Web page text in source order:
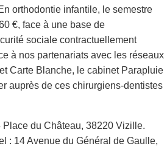
orthodontie infantile, le semestre
€, face à une base de
sociale contractuellement
à nos partenariats avec les réseaux
Carte Blanche, le cabinet Parapluie
auprès de ces chirurgiens-dentistes
Place du Château, 38220 Vizille.
: 14 Avenue du Général de Gaulle,